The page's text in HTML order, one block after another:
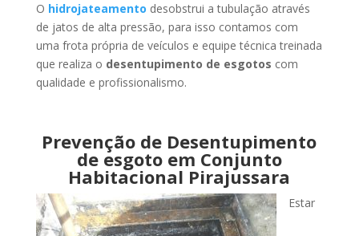
O hidrojateamento desobstrui a tubulação através
de jatos de alta pressão, para isso contamos com
uma frota própria de veículos e equipe técnica treinada
que realiza o desentupimento de esgotos com
qualidade e profissionalismo.
Prevenção de Desentupimento
de esgoto em Conjunto
Habitacional Pirajussara
Estar